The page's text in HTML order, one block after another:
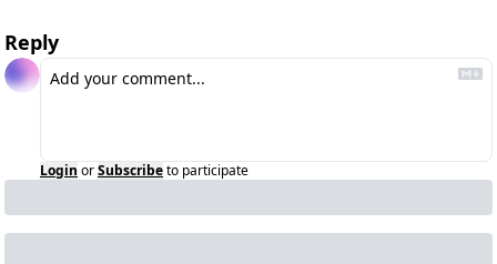
Reply
Login orSubscribeto participate